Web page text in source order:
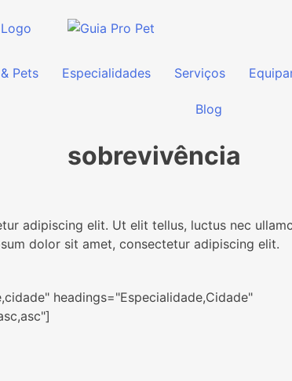
Pets Especialidades Serviços
Blog
sobrevivência
adipiscing elit. Ut elit tellus, luctus nec
dolor sit amet, consectetur adipiscing elit.
headings="Especialidade,Cidade"